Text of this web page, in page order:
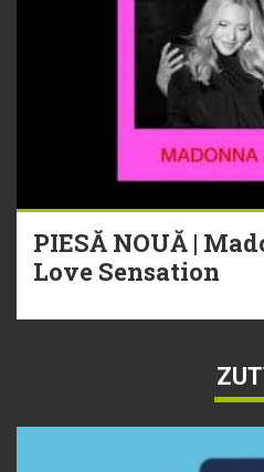
PIESĂ NOUĂ |
Love Sensation